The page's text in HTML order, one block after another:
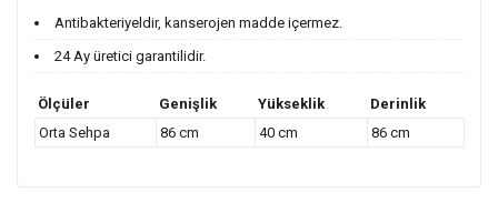
Antibakteriyeldir, kanserojen madde içermez.
24 Ay üretici garantilidir.
Ölçüler Genişlik Yükseklik
Derinlik
Orta Sehpa
86 cm 40 cm 86 cm